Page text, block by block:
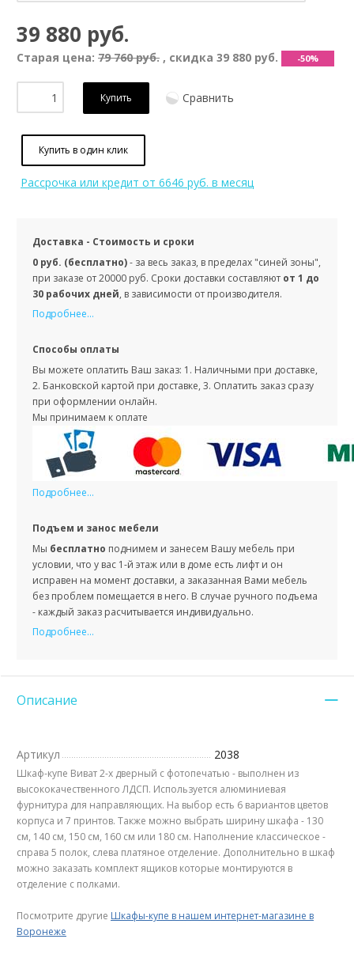
39 880 руб.
Старая цена: 79 760 руб. , скидка 39 880 руб. -50%
Купить Сравнить
Купить в один клик
Рассрочка или кредит от 6646 руб. в месяц
Доставка - Стоимость и сроки
0 руб. (бесплатно)- за весь заказ, в пределах "синей зоны",
при заказе от 20000 руб. Сроки доставки составляют от 1 до
30 рабочих дней, в зависимости от производителя.
Подробнее...
Способы оплаты
Вы можете оплатить Ваш заказ: 1. Наличными при доставке,
2. Банковской картой при доставке, 3. Оплатить заказ сразу
при оформлении онлайн.
Мы принимаем к оплате
Подробнее...
Подъем и занос мебели
Мы бесплатно поднимем и занесем Вашу мебель при
условии, что у вас 1-й этаж или в доме есть лифт и он
исправен на момент доставки, а заказанная Вами мебель
без проблем помещается в него. В случае ручного подъема
- каждый заказ расчитывается индивидуально.
Подробнее...
Описание
Артикул 2038
Шкаф-купе Виват 2-х дверный с фотопечатью - выполнен из
высококачественного ЛДСП. Используется алюминиевая
фурнитура для направляющих. На выбор есть 6 вариантов цветов
корпуса и 7 принтов. Также можно выбрать ширину шкафа - 130
см, 140 см, 150 см, 160 см или 180 см. Наполнение классическое -
справа 5 полок, слева платяное отделение. Дополнительно в шкаф
можно заказать комплект ящиков которые монтируются в
отделение с полками.
Посмотрите другие Шкафы-купе в нашем интернет-магазине в
Воронеже